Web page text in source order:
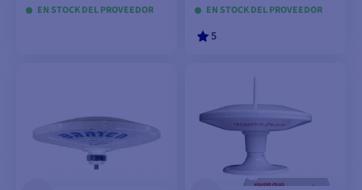
EN STOCK DEL PROVEEDOR EN STOCK DEL PROVEEDOR
5
AÑADIR A LA CESTA